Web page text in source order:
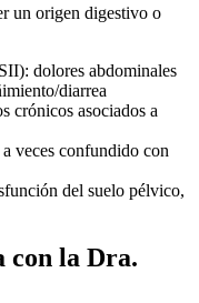
un origen digestivo o
dolores abdominales
diarrea
crónicos asociados a
veces confundido con
del suelo pélvico,
con la Dra.